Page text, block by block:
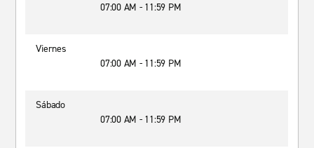
07:00 AM - 11:59 PM
Viernes
07:00 AM - 11:59 PM
Sábado
07:00 AM - 11:59 PM